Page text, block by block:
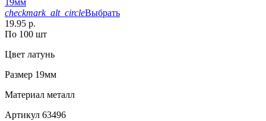
19мм
checkmark_alt_circleВыбрать
19.95 р.
По 100 шт
Цвет латунь
Размер 19мм
Материал металл
Артикул 63496